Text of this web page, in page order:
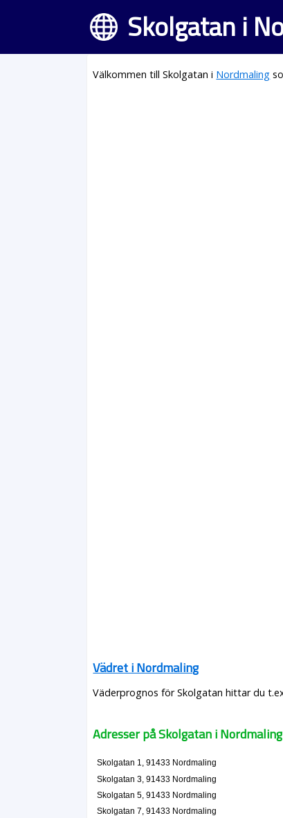
Skolgatan i
Välkommen till Skolgatan i Nordmaling
Vädret i Nordmaling
Väderprognos för Skolgatan hittar du
Adresser på Skolgatan i Nordmaling
Skolgatan 1, 91433 Nordmaling
Skolgatan 3, 91433 Nordmaling
Skolgatan 5, 91433 Nordmaling
Skolgatan 7, 91433 Nordmaling